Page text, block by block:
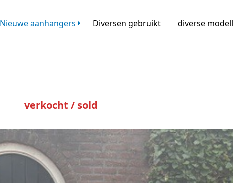
Nieuwe aanhangers Diversen gebruikt diverse
verkocht / sold